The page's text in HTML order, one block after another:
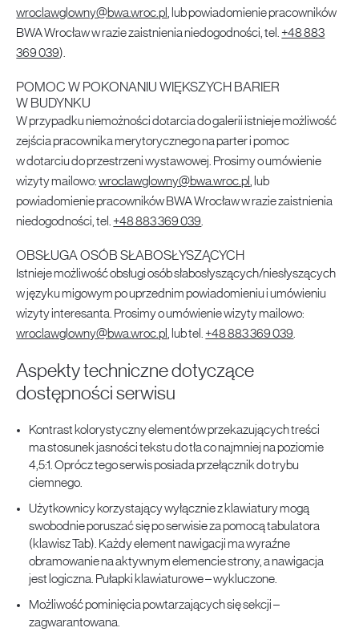
wroclawglowny@bwa.wroc.pl
, lub powiadomienie pracowników
BWA Wrocław w razie zaistnienia niedogodności, tel.+48 883
369 039).
POMOC W POKONANIU WIĘKSZYCH BARIER
W BUDYNKU
W przypadku niemożności dotarcia do galerii istnieje możliwość
zejścia pracownika merytorycznego na parter i pomoc
w dotarciu do przestrzeni wystawowej. Prosimy o umówienie
wizyty mailowo:wroclawglowny@bwa.wroc.pl
, lub
powiadomienie pracowników BWA Wrocław w razie zaistnienia
niedogodności, tel.+48 883 369 039
OBSŁUGA OSÓB SŁABOSŁYSZĄCYCH
Istnieje możliwość obsługi osób słabosłyszących/niesłyszących
w języku migowym po uprzednim powiadomieniu i umówieniu
wizyty interesanta. Prosimy o umówienie wizyty mailowo:
wroclawglowny@bwa.wroc.pl
, lub tel.+48 883 369 039
Aspekty techniczne dotyczące
dostępności serwisu
Kontrast kolorystyczny elementów przekazujących treści
ma stosunek jasności tekstu do tła co najmniej na poziomie
4,5:1. Oprócz tego serwis posiada przełącznik do trybu
ciemnego.
Użytkownicy korzystający wyłącznie z klawiatury mogą
swobodnie poruszać się po serwisie za pomocą tabulatora
(klawisz Tab). Każdy element nawigacji ma wyraźne
obramowanie na aktywnym elemencie strony, a nawigacja
jest logiczna. Pułapki klawiaturowe – wykluczone.
Możliwość pominięcia powtarzających się sekcji –
zagwarantowana.